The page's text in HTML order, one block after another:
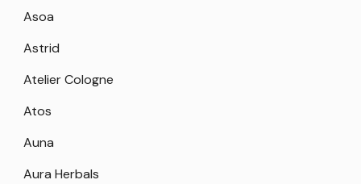
Asoa
Astrid
Atelier Cologne
Atos
Auna
Aura Herbals